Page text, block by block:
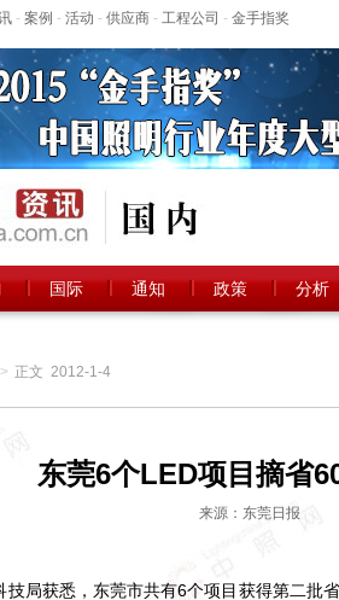
- 案例 - 活动 - 供应商 - 工程公司 - 金手指奖
国际 通知 政策 分析
> 正文 2012-1-4
东莞6个LED项目摘省
来源：东莞日报
获悉，东莞市共有6个项目获得第二批